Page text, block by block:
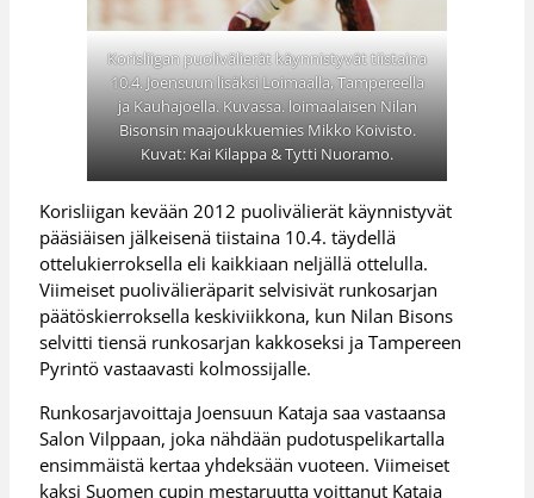
Korisliigan puolivälierät käynnistyvät tiistaina
10.4. Joensuun lisäksi Loimaalla, Tampereella
ja Kauhajoella. Kuvassa. loimaalaisen Nilan
Bisonsin maajoukkuemies Mikko Koivisto.
Kuvat: Kai Kilappa & Tytti Nuoramo.
Korisliigan kevään 2012 puolivälierät käynnistyvät
pääsiäisen jälkeisenä tiistaina 10.4. täydellä
ottelukierroksella eli kaikkiaan neljällä ottelulla.
Viimeiset puolivälieräparit selvisivät runkosarjan
päätöskierroksella keskiviikkona, kun Nilan Bisons
selvitti tiensä runkosarjan kakkoseksi ja Tampereen
Pyrintö vastaavasti kolmossijalle.
Runkosarjavoittaja Joensuun Kataja saa vastaansa
Salon Vilppaan, joka nähdään pudotuspelikartalla
ensimmäistä kertaa yhdeksään vuoteen. Viimeiset
kaksi Suomen cupin mestaruutta voittanut Kataja